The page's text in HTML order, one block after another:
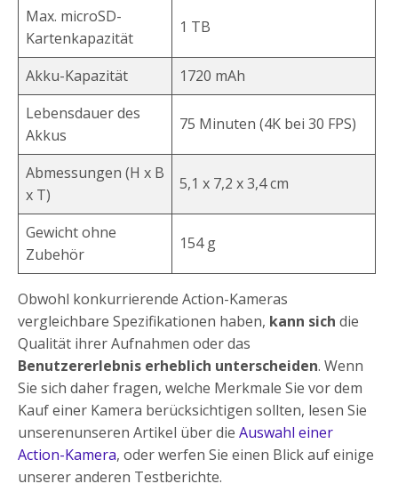
Max. microSD-
Kartenkapazität
1 TB
Akku-Kapazität
1720 mAh
Lebensdauer des
Akkus
75 Minuten (4K bei 30 FPS)
Abmessungen (H x B
x T)
5,1 x 7,2 x 3,4 cm
Gewicht ohne
Zubehör
154 g
Obwohl konkurrierende Action-Kameras
vergleichbare Spezifikationen haben, kann sich die
Qualität ihrer Aufnahmen oder das
Benutzererlebnis erheblich unterscheiden. Wenn
Sie sich daher fragen, welche Merkmale Sie vor dem
Kauf einer Kamera berücksichtigen sollten, lesen Sie
unserenunseren Artikel über die Auswahl einer
Action-Kamera, oder werfen Sie einen Blick auf einige
unserer anderen Testberichte.